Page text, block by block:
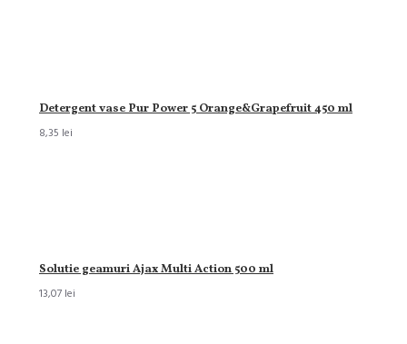
Detergent vase Pur Power 5 Orange&Grapefruit 450 ml
8,35 lei
Solutie geamuri Ajax Multi Action 500 ml
13,07 lei